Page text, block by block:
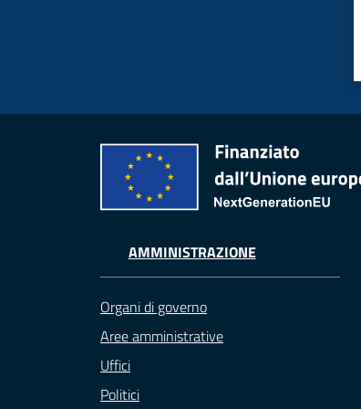
AMMINISTRAZIONE
Organi di governo
Aree amministrative
Uffici
Politici